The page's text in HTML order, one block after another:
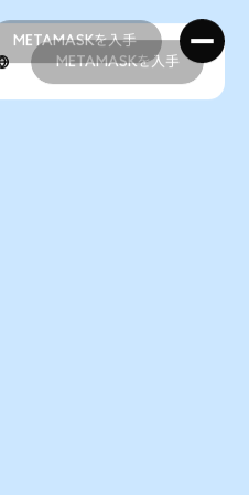
METAMASKを入手
METAMASKを入手
METAMASKを入手